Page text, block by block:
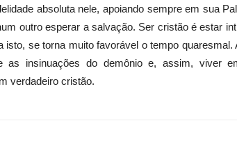
absoluta nele, apoiando sempre em sua
outro esperar a salvação. Ser cristão é estar
isto, se torna muito favorável o tempo
as insinuações do demônio e, assim, viver
verdadeiro cristão.